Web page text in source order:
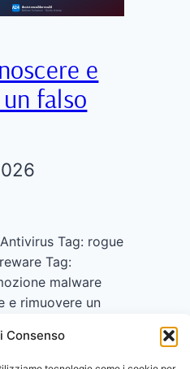
Consenso
e
falso
Tag: rogue
Tag:
malware
e rimuovere un
anche come
sono